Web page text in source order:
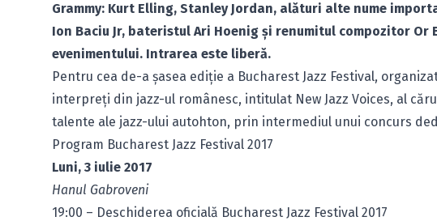
Grammy: Kurt Elling, Stanley Jordan, alături alte nume
Ion Baciu Jr, bateristul Ari Hoenig și renumitul compozitor
evenimentului. Intrarea este liberă.
Pentru cea de-a şasea ediţie a Bucharest Jazz Festival,
interpreţi din jazz-ul românesc, intitulat New Jazz Voices, al
talente ale jazz-ului autohton, prin intermediul unui concurs
Program Bucharest Jazz Festival 2017
Luni, 3 iulie 2017
Hanul Gabroveni
19:00 – Deschiderea oficială Bucharest Jazz Festival 2017